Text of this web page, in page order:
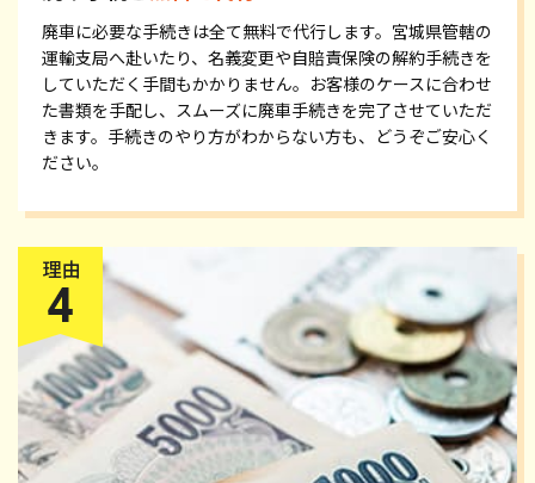
廃車に必要な手続きは全て無料で代行します。宮城県管轄の
運輸支局へ赴いたり、名義変更や自賠責保険の解約手続きを
していただく手間もかかりません。お客様のケースに合わせ
た書類を手配し、スムーズに廃車手続きを完了させていただ
きます。手続きのやり方がわからない方も、どうぞご安心く
ださい。